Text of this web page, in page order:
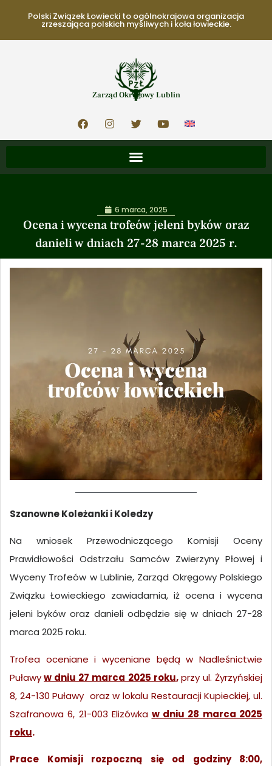
Polski Związek Łowiecki to ogólnokrajowa organizacja
zrzeszająca polskich myśliwych i koła łowieckie.
Zarząd Okręgowy Lublin
Ocena i wycena trofeów jeleni byków oraz
danieli w dniach 27-28 marca 2025 r.
6 marca, 2025
Szanowne Koleżanki i Koledzy
Na wniosek Przewodniczącego Komisji Oceny
Prawidłowości Odstrzału Samców Zwierzyny Płowej i
Wyceny Trofeów w Lublinie, Zarząd Okręgowy Polskiego
Związku Łowieckiego zawiadamia, iż ocena i wycena
jeleni byków oraz danieli odbędzie się w dniach 27-28
marca 2025 roku.
Trofea oceniane i wyceniane będą w Nadleśnictwie
Puławyw dniu 27 marca 2025 roku,przy ul. Żyrzyńskiej
8, 24-130 Puławy oraz w lokalu Restauracji Kupieckiej, ul.
Szafranowa 6, 21-003 Elizówka w dniu 28 marca 2025
roku.
Prace Komisji rozpoczną się od godziny 8:00,